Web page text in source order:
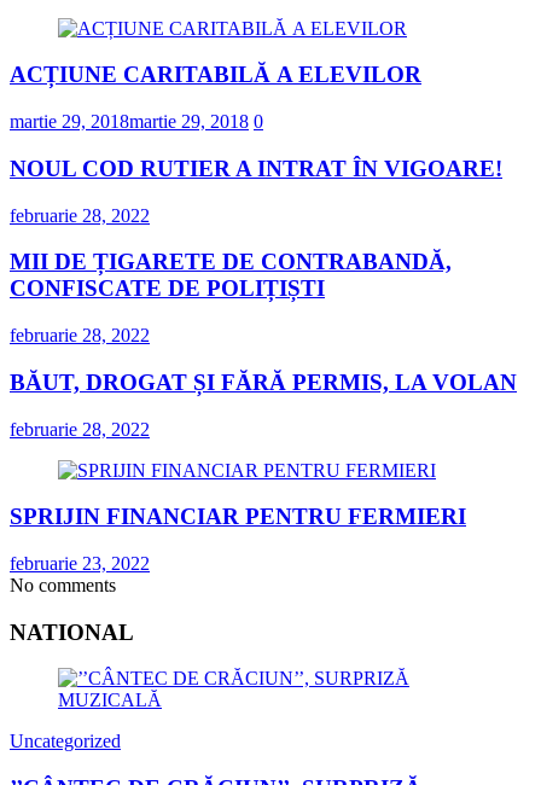
ACȚIUNE CARITABILĂ A ELEVILOR
martie 29, 2018martie 29, 2018 0
NOUL COD RUTIER A INTRAT ÎN VIGOARE!
februarie 28, 2022
MII DE ȚIGARETE DE CONTRABANDĂ,
CONFISCATE DE POLIȚIȘTI
februarie 28, 2022
BĂUT, DROGAT ȘI FĂRĂ PERMIS, LA VOLAN
februarie 28, 2022
SPRIJIN FINANCIAR PENTRU FERMIERI
februarie 23, 2022
No comments
NATIONAL
Uncategorized